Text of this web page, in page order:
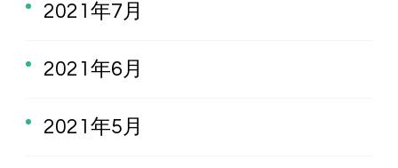
2021年7月
2021年6月
2021年5月